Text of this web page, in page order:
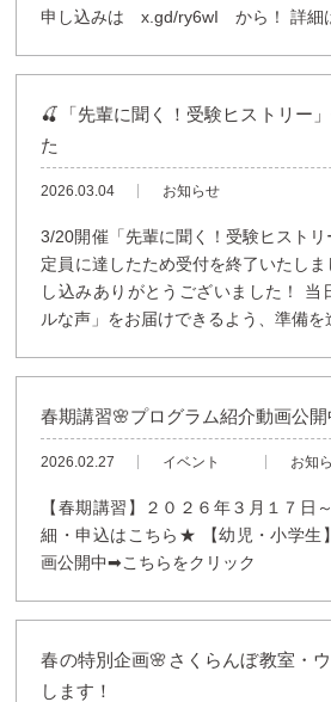
申し込みは x.gd/ry6wI から！ 詳細
🍒「先輩に聞く！受験ヒストリー
た
2026.03.04 お知らせ
3/20開催「先輩に聞く！受験ヒスト
定員に達したため受付を終了いたし
し込みありがとうございました！ 当
ルな声」をお届けできるよう、準備を
春期講習🌸プログラム紹介動画公開
2026.02.27 イベント お知
【春期講習】２０２６年３月１７
細・申込はこちら★ 【幼児・小学
画公開中➡こちらをクリック
春の特別企画🌸さくらんぼ教室・
します！